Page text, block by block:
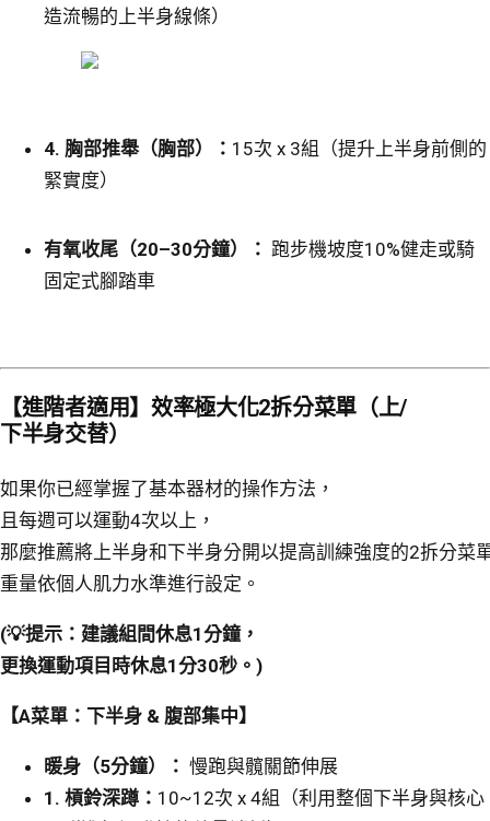
造流暢的上半身線條）
4. 胸部推舉（胸部）： 15次 x 3組（提升上半身前側的
緊實度）
有氧收尾（20–30分鐘）： 跑步機坡度10%健走或騎
固定式腳踏車
【進階者適用】效率極大化2拆分菜單（上/
下半身交替）
如果你已經掌握了基本器材的操作方法，
且每週可以運動4次以上，
那麼推薦將上半身和下半身分開以提高訓練強度的2拆分菜
重量依個人肌力水準進行設定。
(💡提示：建議組間休息1分鐘，
更換運動項目時休息1分30秒。)
【A菜單：下半身 & 腹部集中】
暖身（5分鐘）： 慢跑與髖關節伸展
1. 槓鈴深蹲： 10~12次 x 4組（利用整個下半身與核心